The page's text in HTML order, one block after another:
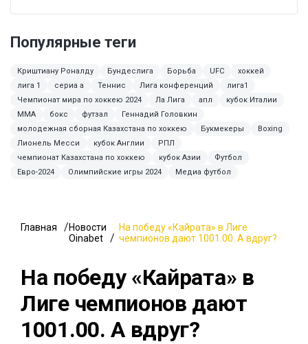
Популярные теги
Криштиану Роналду Бундеслига Борьба UFC
хоккей
лига 1
сериа а Теннис Лига конференций
лига1
Чемпионат мира по хоккею 2024
Ла Лига апл
кубок Италии
MMA
бокс футзал
Геннадий Головкин
молодежная сборная Казахстана по хоккею
Букмекеры
Boxing
Лионель Месси
кубок Англии
РПЛ
чемпионат Казахстана по хоккею
кубок Азии
Футбол
Евро-2024
Олимпийские игры 2024 Медиа футбол
Главная
Новости
Oinabet
На победу «Кайрата» в Лиге
чемпионов дают 1001.00. А вдруг?
На победу «Кайрата» в
Лиге чемпионов дают
1001.00. А вдруг?